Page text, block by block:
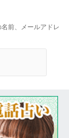
前、メールアドレ